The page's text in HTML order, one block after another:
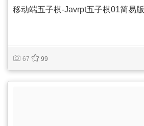
移动端五子棋-Javrpt五子棋01简易版
67 99